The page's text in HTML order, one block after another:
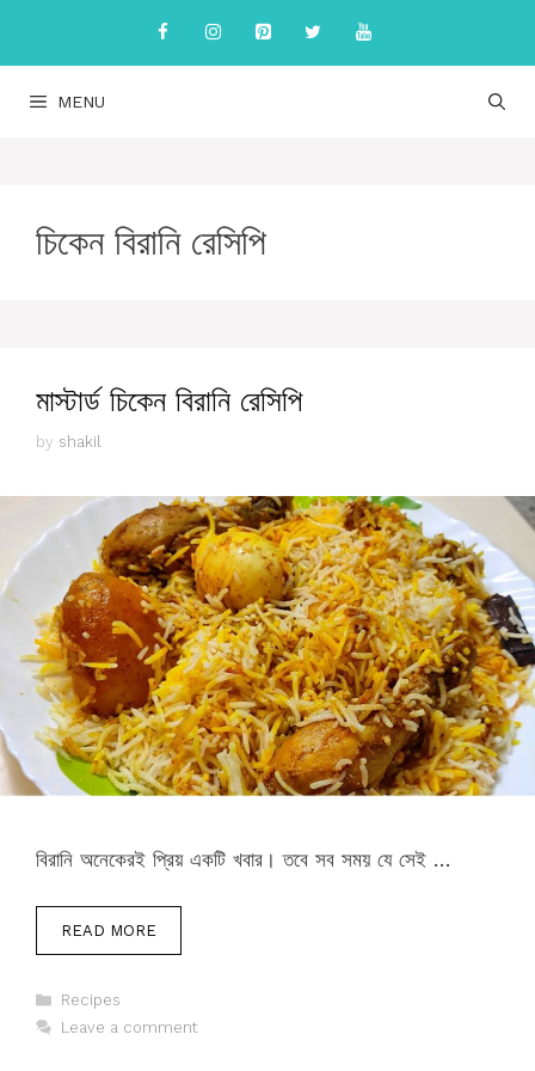
content
MENU
চিকেন বিরানি রেসিপি
মাস্টার্ড চিকেন বিরানি রেসিপি
by shakil
বিরানি অনেকেরই প্রিয় একটি খবার। তবে সব সময় যে সেই …
READ MORE
Categories
Recipes
Leave a comment